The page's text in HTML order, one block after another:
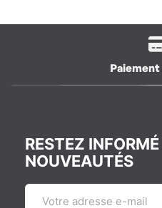
RESTEZ
NOUVEAUTÉS